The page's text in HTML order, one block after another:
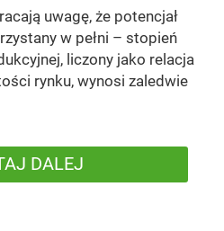
uwagę, że potencjał
w pełni – stopień
liczony jako relacja
rynku, wynosi zaledwie
DALEJ